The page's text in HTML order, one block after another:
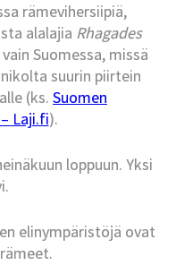
rämevihersiipiä,
alalajia Rhagades
Suomessa, missä
suurin piirtein
(ks. Suomen
Laji.fi).
loppuun. Yksi
elinympäristöjä ovat